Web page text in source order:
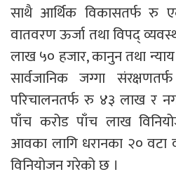
साथै आर्थिक विकासतर्फ रु
वातवरण ऊर्जा तथा विपद्
लाख ५० हजार, कानुन तथा
सार्वजानिक जग्गा
परिचालनतर्फ रु ४३ लाख र
पाँच करोड पाँच लाख
आवका लागि धरानका २० वटा
विनियोजन गरेको छ ।